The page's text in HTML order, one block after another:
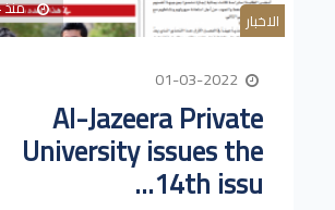
الاخبار منذ 4 سنوات
Al-Jazeera Private
University issues the
14th issu...